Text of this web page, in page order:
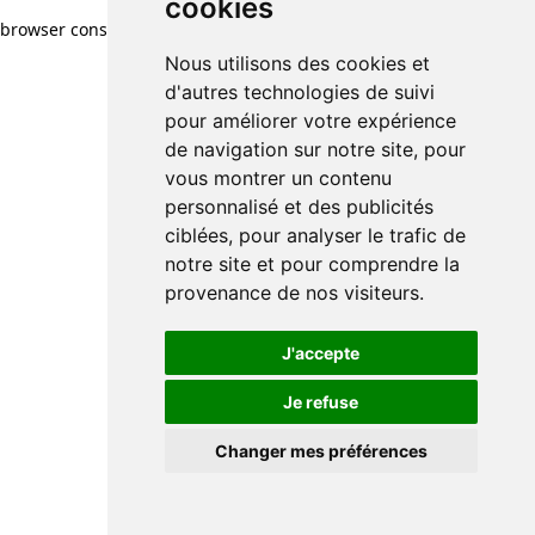
cookies
Nous utilisons des cookies et
d'autres technologies de suivi
pour améliorer votre expérience
de navigation sur notre site, pour
vous montrer un contenu
personnalisé et des publicités
ciblées, pour analyser le trafic de
notre site et pour comprendre la
provenance de nos visiteurs.
J'accepte
Je refuse
Changer mes préférences
cookies
Nous utilisons des cookies et
d'autres technologies de suivi
pour améliorer votre expérience
de navigation sur notre site, pour
vous montrer un contenu
personnalisé et des publicités
ciblées, pour analyser le trafic de
notre site et pour comprendre la
provenance de nos visiteurs.
J'accepte
Je refuse
Changer mes préférences
browser console for more information)